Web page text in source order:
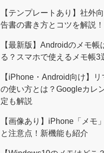
【テンプレートあり】社外
告書の書き方とコツを解説！
【最新版】Androidのメモ帳
る？スマホで使えるメモ帳3
【iPhone・Android向け】
の使い方とは？Googleカレ
定も解説
【画像あり】iPhone「メモ
と注意点！新機能も紹介